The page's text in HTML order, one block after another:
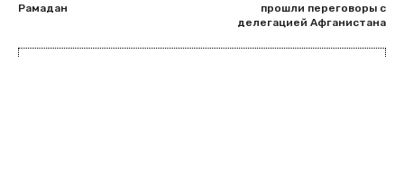
Рамадан
прошли переговоры с
делегацией Афганистана